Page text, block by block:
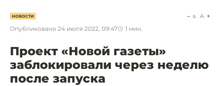
НОВОСТИ
Опубликовано 24 июля 2022, 09:47 1 мин.
a A
Проект «Новой газеты»
заблокировали через неделю
после запуска